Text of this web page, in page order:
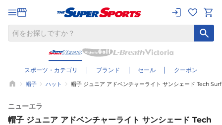
スポーツ・カテゴリ ブランド セール クーポン
帽子 ハット 帽子 ジュニア アドベンチャーライト サンシェード Tech Surf
ニューエラ
帽子 ジュニア アドベンチャーライト サンシェード Tech